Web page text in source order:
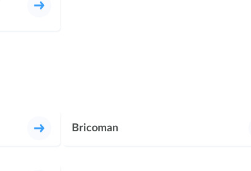
Bricoman